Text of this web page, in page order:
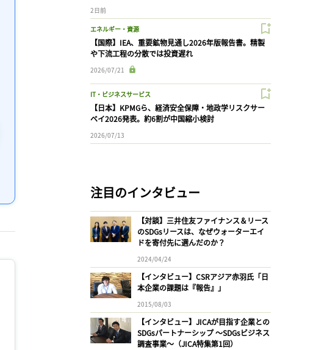
2日前
エネルギー・資源
【国際】IEA、重要鉱物見通し2026年版報告書。精製
や下流工程の分散では投資遅れ
2026/07/21
IT・ビジネスサービス
【日本】KPMGら、経済安全保障・地政学リスクサー
ベイ2026発表。約6割が中国縮小検討
2026/07/13
注目のインタビュー
【対談】三井住友ファイナンス＆リース
のSDGsリースは、なぜウォーターエイ
ドを寄付先に選んだのか？
2024/04/24
【インタビュー】CSRアジア赤羽氏「日
本企業の課題は『報告』」
2015/08/03
【インタビュー】JICAが目指す企業との
SDGsパートナーシップ 〜SDGsビジネス
調査事業〜（JICA特集第1回）